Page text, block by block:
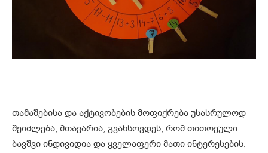
თამაშებისა და აქტივობების მოფიქრება უსასრულოდ
შეიძლება, მთავარია, გვახსოვდეს, რომ თითოეული
ბავშვი ინდივიდია და ყველაფერი მათი ინტერესების,